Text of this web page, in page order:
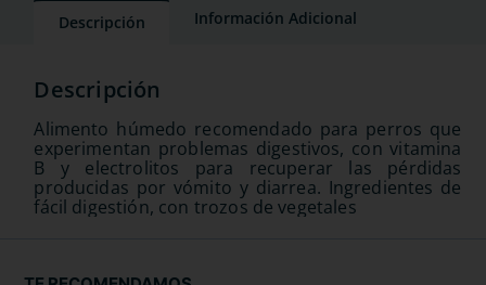
Descripción Información Adicional
Alimento húmedo recomendado para perros que
experimentan problemas digestivos, con vitamina
B y electrolitos para recuperar las pérdidas
producidas por vómito y diarrea. Ingredientes de
fácil digestión, con trozos de vegetales